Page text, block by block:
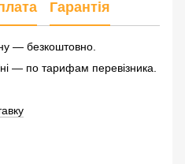
Гарантія
— безкоштовно.
— по тарифам перевізника.